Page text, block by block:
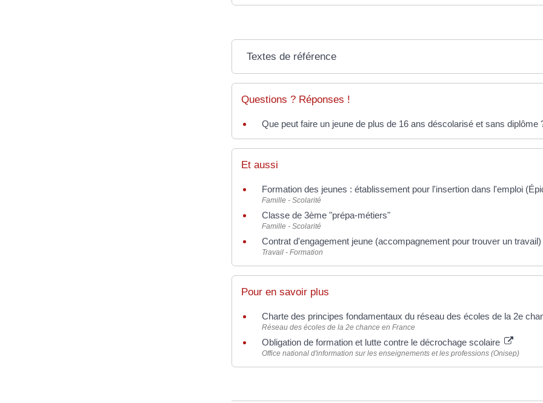
Textes de référence
Questions ? Réponses !
Que peut faire un jeune de plus de 16 ans déscolarisé et sans diplôme
Et aussi
Formation des jeunes : établissement pour l'insertion dans l'emploi
Famille - Scolarité
Classe de 3ème "prépa-métiers"
Famille - Scolarité
Contrat d'engagement jeune (accompagnement pour trouver un travail)
Travail - Formation
Pour en savoir plus
Charte des principes fondamentaux du réseau des écoles de la 2e
Réseau des écoles de la 2e chance en France
Obligation de formation et lutte contre le décrochage scolaire
Office national d'information sur les enseignements et les professions (Onisep)